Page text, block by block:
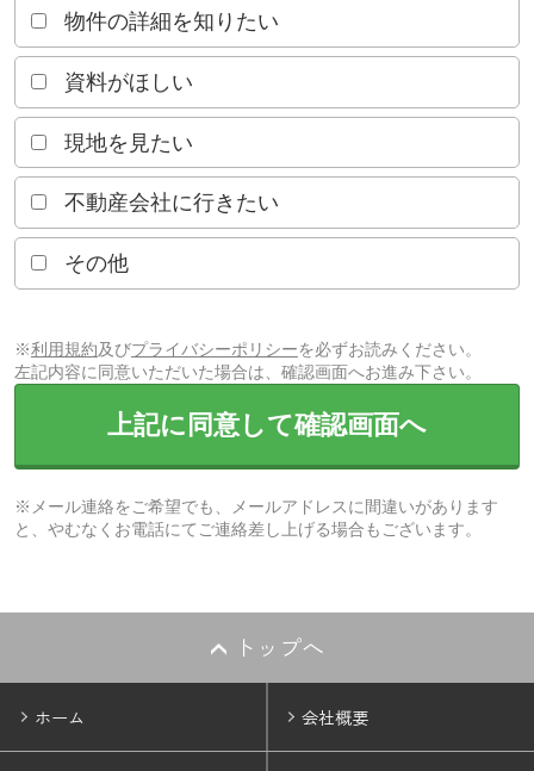
物件の詳細を知りたい
資料がほしい
現地を見たい
不動産会社に行きたい
その他
※利用規約及びプライバシーポリシーを必ずお読みください。
左記内容に同意いただいた場合は、確認画面へお進み下さい。
上記に同意して確認画面へ
※メール連絡をご希望でも、メールアドレスに間違いがあります
と、やむなくお電話にてご連絡差し上げる場合もございます。
トップへ
ホーム 会社概要